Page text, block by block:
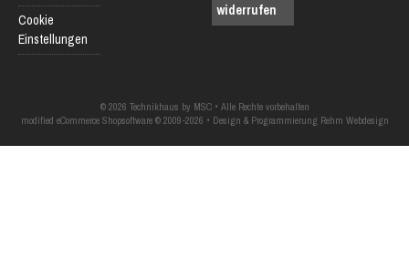
Cookie
Einstellungen
widerrufen
© 2026 Technikhaus by MSC • Alle Rechte vorbehalten
modified eCommerce Shopsoftware © 2009-2026 • Design & Programmierung Rehm Webdesign